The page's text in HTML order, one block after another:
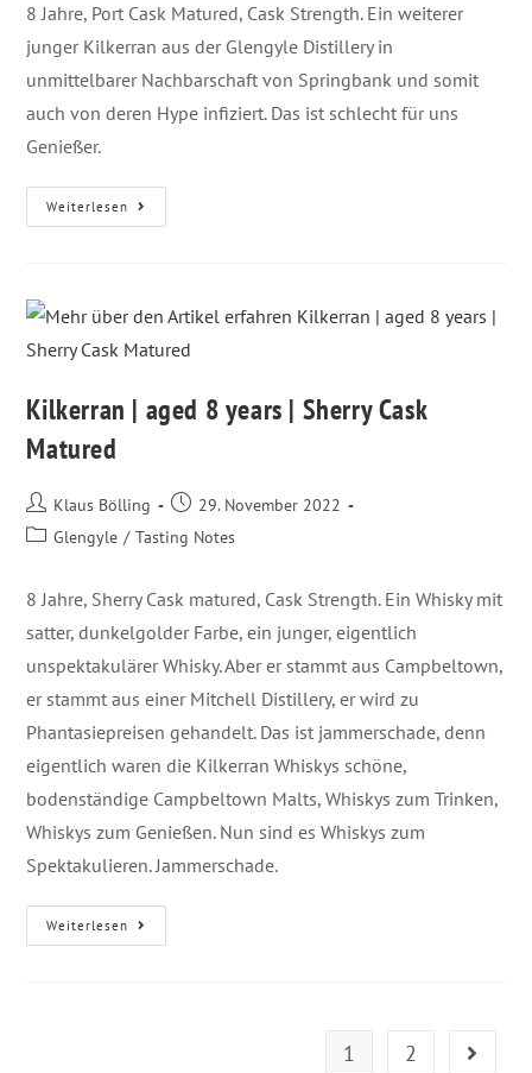
8 Jahre, Port Cask Matured, Cask Strength. Ein weiterer
junger Kilkerran aus der Glengyle Distillery in
unmittelbarer Nachbarschaft von Springbank und somit
auch von deren Hype infiziert. Das ist schlecht für uns
Genießer.
Weiterlesen
Kilkerran | aged 8 years | Sherry Cask
Matured
Klaus Bölling
29. November 2022
Glengyle / Tasting Notes
8 Jahre, Sherry Cask matured, Cask Strength. Ein Whisky mit
satter, dunkelgolder Farbe, ein junger, eigentlich
unspektakulärer Whisky. Aber er stammt aus Campbeltown,
er stammt aus einer Mitchell Distillery, er wird zu
Phantasiepreisen gehandelt. Das ist jammerschade, denn
eigentlich waren die Kilkerran Whiskys schöne,
bodenständige Campbeltown Malts, Whiskys zum Trinken,
Whiskys zum Genießen. Nun sind es Whiskys zum
Spektakulieren. Jammerschade.
Weiterlesen
1 2